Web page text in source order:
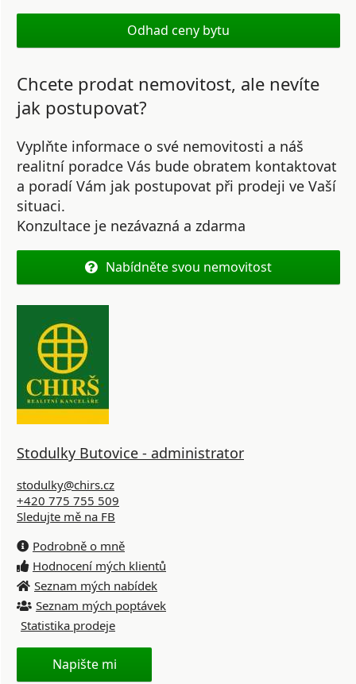
Odhad ceny bytu
Chcete prodat nemovitost, ale nevíte
jak postupovat?
Vyplňte informace o své nemovitosti a náš
realitní poradce Vás bude obratem kontaktovat
a poradí Vám jak postupovat při prodeji ve Vaší
situaci.
Konzultace je nezávazná a zdarma
Nabídněte svou nemovitost
Stodulky Butovice - administrator
stodulky@chirs.cz
+420 775 755 509
Sledujte mě na FB
Podrobně o mně
Hodnocení mých klientů
Seznam mých nabídek
Seznam mých poptávek
Statistika prodeje
Napište mi